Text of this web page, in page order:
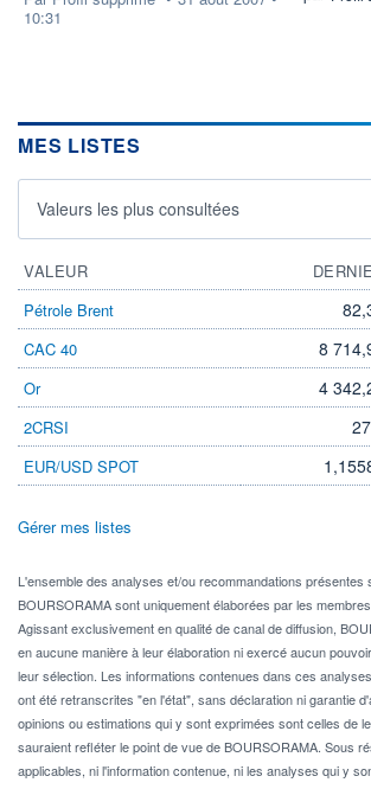
10:31
MES LISTES
Valeurs les plus consultées
VALEUR
Pétrole Brent
CAC 40 8
Or 4
2CRSI
EUR/USD SPOT
Gérer mes listes
L'ensemble des analyses et/ou recommandations présentes
BOURSORAMA sont uniquement élaborées par les
Agissant exclusivement en qualité de canal de diffusion,
en aucune manière à leur élaboration ni exercé aucun
leur sélection. Les informations contenues dans ces
ont été retranscrites "en l'état", sans déclaration ni garantie
opinions ou estimations qui y sont exprimées sont celles de
sauraient refléter le point de vue de BOURSORAMA. Sous
applicables, ni l'information contenue, ni les analyses qui y